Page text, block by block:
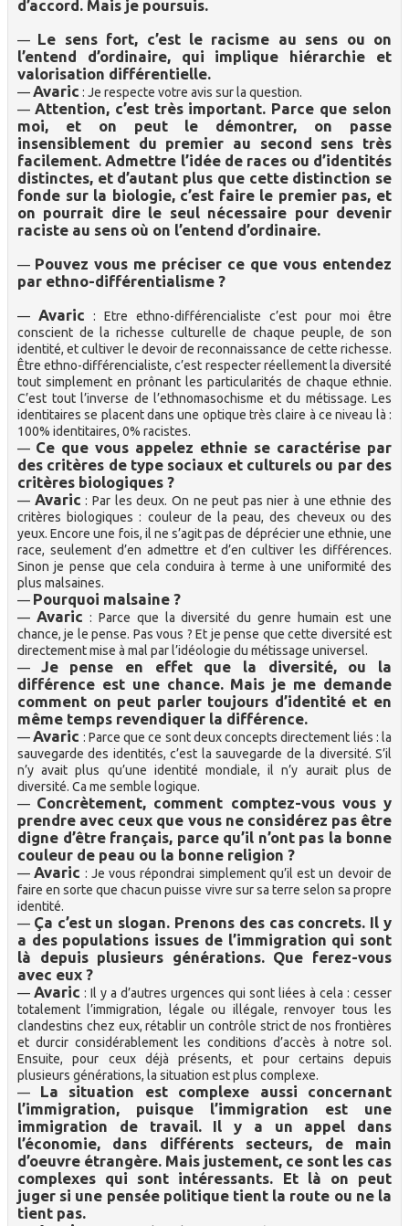
d’accord. Mais je poursuis.
— Le sens fort, c’est le racisme au sens ou on
l’entend d’ordinaire, qui implique hiérarchie et
valorisation différentielle.
—Avaric : Je respecte votre avis sur la question.
— Attention, c’est très important. Parce que selon
moi, et on peut le démontrer, on passe
insensiblement du premier au second sens très
facilement. Admettre l’idée de races ou d’identités
distinctes, et d’autant plus que cette distinction se
fonde sur la biologie, c’est faire le premier pas, et
on pourrait dire le seul nécessaire pour devenir
raciste au sens où on l’entend d’ordinaire.
— Pouvez vous me préciser ce que vous entendez
par ethno-différentialisme ?
— Avaric : Etre ethno-différencialiste c’est pour moi être
conscient de la richesse culturelle de chaque peuple, de son
identité, et cultiver le devoir de reconnaissance de cette richesse.
Être ethno-différencialiste, c’est respecter réellement la diversité
tout simplement en prônant les particularités de chaque ethnie.
C’est tout l’inverse de l’ethnomasochisme et du métissage. Les
identitaires se placent dans une optique très claire à ce niveau là :
100% identitaires, 0% racistes.
— Ce que vous appelez ethnie se caractérise par
des critères de type sociaux et culturels ou par des
critères biologiques ?
— Avaric : Par les deux. On ne peut pas nier à une ethnie des
critères biologiques : couleur de la peau, des cheveux ou des
yeux. Encore une fois, il ne s’agit pas de déprécier une ethnie, une
race, seulement d’en admettre et d’en cultiver les différences.
Sinon je pense que cela conduira à terme à une uniformité des
plus malsaines.
— Pourquoi malsaine ?
— Avaric : Parce que la diversité du genre humain est une
chance, je le pense. Pas vous ? Et je pense que cette diversité est
directement mise à mal par l’idéologie du métissage universel.
— Je pense en effet que la diversité, ou la
différence est une chance. Mais je me demande
comment on peut parler toujours d’identité et en
même temps revendiquer la différence.
—Avaric : Parce que ce sont deux concepts directement liés : la
sauvegarde des identités, c’est la sauvegarde de la diversité. S’il
n’y avait plus qu’une identité mondiale, il n’y aurait plus de
diversité. Ca me semble logique.
— Concrètement, comment comptez-vous vous y
prendre avec ceux que vous ne considérez pas être
digne d’être français, parce qu’il n’ont pas la bonne
couleur de peau ou la bonne religion ?
—Avaric : Je vous répondrai simplement qu’il est un devoir de
faire en sorte que chacun puisse vivre sur sa terre selon sa propre
identité.
— Ça c’est un slogan. Prenons des cas concrets. Il y
a des populations issues de l’immigration qui sont
là depuis plusieurs générations. Que ferez-vous
avec eux ?
— Avaric : Il y a d’autres urgences qui sont liées à cela : cesser
totalement l’immigration, légale ou illégale, renvoyer tous les
clandestins chez eux, rétablir un contrôle strict de nos frontières
et durcir considérablement les conditions d’accès à notre sol.
Ensuite, pour ceux déjà présents, et pour certains depuis
plusieurs générations, la situation est plus complexe.
— La situation est complexe aussi concernant
l’immigration, puisque l’immigration est une
immigration de travail. Il y a un appel dans
l’économie, dans différents secteurs, de main
d’oeuvre étrangère. Mais justement, ce sont les cas
complexes qui sont intéressants. Et là on peut
juger si une pensée politique tient la route ou ne la
tient pas.